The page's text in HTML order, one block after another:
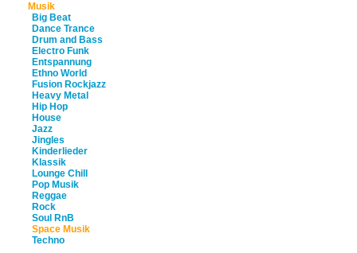
Musik
Big Beat
Dance Trance
Drum and Bass
Electro Funk
Entspannung
Ethno World
Fusion Rockjazz
Heavy Metal
Hip Hop
House
Jazz
Jingles
Kinderlieder
Klassik
Lounge Chill
Pop Musik
Reggae
Rock
Soul RnB
Space Musik
Techno